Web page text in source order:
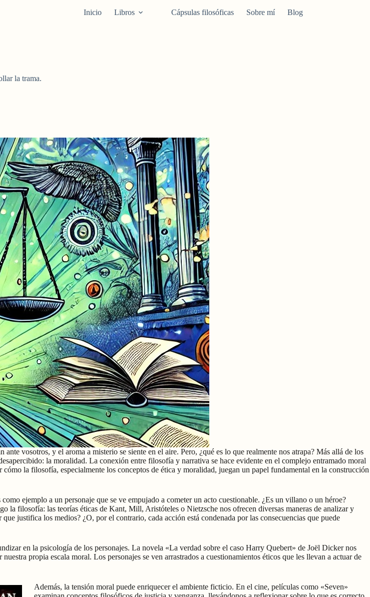
Inicio Libros Cápsulas filosóficas Sobre mí Blog
la trama.
vosotros, y el aroma a misterio se siente en el aire. Pero, ¿qué es lo que realmente nos atrapa? Más allá de los
la moralidad. La conexión entre filosofía y narrativa se hace evidente en el complejo entramado moral
la filosofía, especialmente los conceptos de ética y moralidad, juegan un papel fundamental en la construcción
ejemplo a un personaje que se ve empujado a cometer un acto cuestionable. ¿Es un villano o un héroe?
la filosofía: las teorías éticas de Kant, Mill, Aristóteles o Nietzsche nos ofrecen diversas maneras de analizar y
justifica los medios? ¿O, por el contrario, cada acción está condenada por las consecuencias que puede
en la psicología de los personajes. La novela «La verdad sobre el caso Harry Quebert» de Joël Dicker nos
propia escala moral. Los personajes se ven arrastrados a cuestionamientos éticos que les llevan a actuar de
Además, la tensión moral puede enriquecer el ambiente ficticio. En el cine, películas como «Seven»